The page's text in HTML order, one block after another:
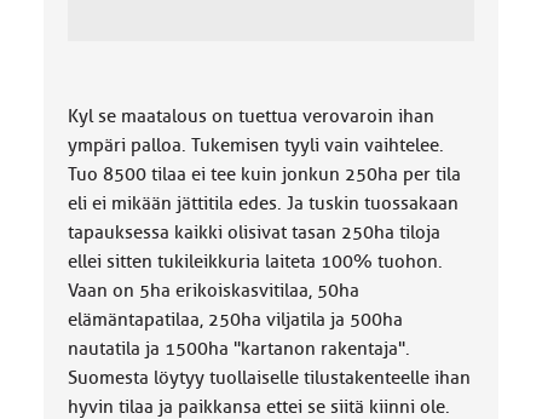
Kyl se maatalous on tuettua verovaroin ihan
ympäri palloa. Tukemisen tyyli vain vaihtelee.
Tuo 8500 tilaa ei tee kuin jonkun 250ha per tila
eli ei mikään jättitila edes. Ja tuskin tuossakaan
tapauksessa kaikki olisivat tasan 250ha tiloja
ellei sitten tukileikkuria laiteta 100% tuohon.
Vaan on 5ha erikoiskasvitilaa, 50ha
elämäntapatilaa, 250ha viljatila ja 500ha
nautatila ja 1500ha "kartanon rakentaja".
Suomesta löytyy tuollaiselle tilustakenteelle ihan
hyvin tilaa ja paikkansa ettei se siitä kiinni ole.